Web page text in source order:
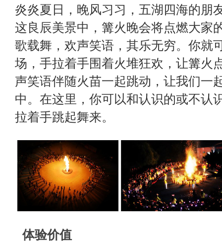
炎炎夏日，晚风习习，五湖四海的朋
这良辰美景中，篝火晚会将点燃大家
歌载舞，欢声笑语，其乐无穷。你就
场，手拉着手围着火堆狂欢，让篝火
声笑语伴随火苗一起跳动，让我们一
中。在这里，你可以和认识的或不认
拉着手跳起舞来。
体验价值